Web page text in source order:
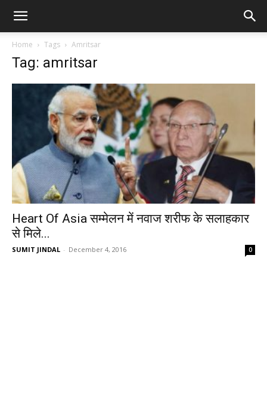
Home Tags Amritsar
Tag: amritsar
Heart Of Asia सम्मेलन में नवाज शरीफ के सलाहकार
से मिले...
SUMIT JINDAL - December 4, 2016 0